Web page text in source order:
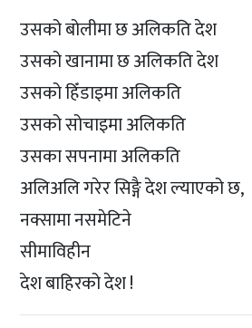
उसको बोलीमा छ अलिकति देश
उसको खानामा छ अलिकति देश
उसको हिँडाइमा अलिकति
उसको सोचाइमा अलिकति
उसका सपनामा अलिकति
अलिअलि गरेर सिङ्गै देश ल्याएको छ,
नक्सामा नसमेटिने
सीमाविहीन
देश बाहिरको देश !